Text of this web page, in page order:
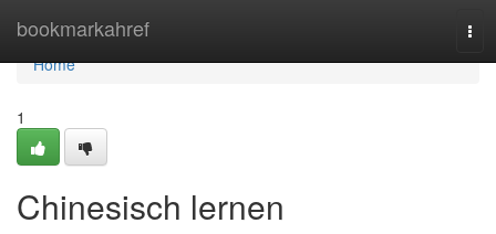
bookmarkahref
Home
Home
1
Chinesisch lernen